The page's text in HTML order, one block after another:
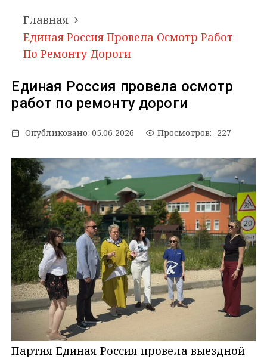
Главная
Единая Россия Провела Осмотр Работ
По Ремонту Дороги
Единая Россия провела осмотр
работ по ремонту дороги
Опубликовано: 05.06.2026 Просмотров: 227
Партия Единая Россия провела выездной